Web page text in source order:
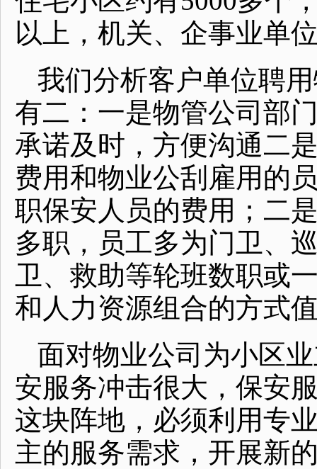
以上，机关、企事业单
我们分析客户单位聘
有二：一是物管公司部
承诺及时，方便沟通二
费用和物业公刮雇用的
职保安人员的费用；二
多职，员工多为门卫、
卫、救助等轮班数职或
和人力资源组合的方式
面对物业公司为小区
安服务冲击很大，保安
这块阵地，必须利用专
主的服务需求，开展新